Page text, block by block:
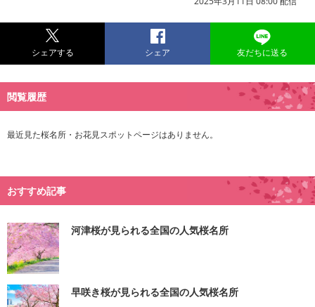
シェアする シェア 友だちに送る
閲覧履歴
最近見た桜名所・お花見スポットページはありません。
おすすめ記事
河津桜が見られる全国の人気桜名所
早咲き桜が見られる全国の人気桜名所